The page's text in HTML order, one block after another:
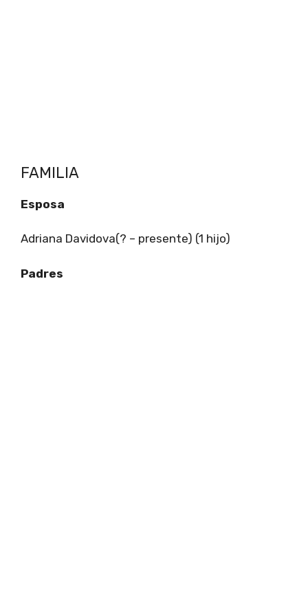
FAMILIA
Esposa
Adriana Davidova(? – presente) (1 hijo)
Padres